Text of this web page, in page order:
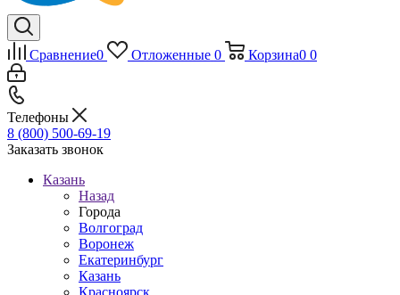
Сравнение0 Отложенные 0 Корзина0 0
Телефоны
8 (800) 500-69-19
Заказать звонок
Казань
Назад
Города
Волгоград
Воронеж
Екатеринбург
Казань
Красноярск